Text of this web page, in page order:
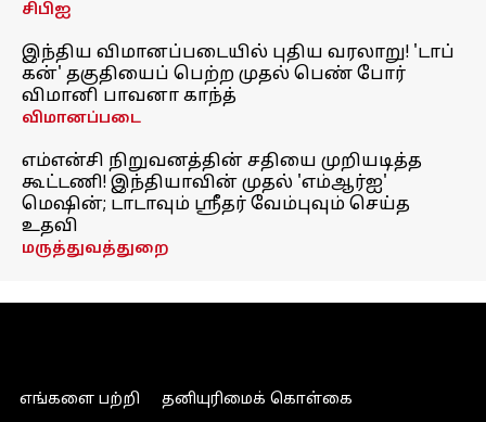
சிபிஐ
இந்திய விமானப்படையில் புதிய வரலாறு! 'டாப்
கன்' தகுதியைப் பெற்ற முதல் பெண் போர்
விமானி பாவனா காந்த்
விமானப்படை
எம்என்சி நிறுவனத்தின் சதியை முறியடித்த
கூட்டணி! இந்தியாவின் முதல் 'எம்ஆர்ஐ'
மெஷின்; டாடாவும் ஸ்ரீதர் வேம்புவும் செய்த
உதவி
மருத்துவத்துறை
எங்களை பற்றி தனியுரிமைக் கொள்கை